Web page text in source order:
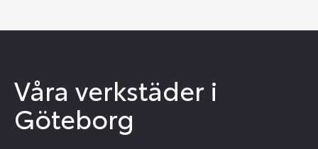
Våra verkstäder i
Göteborg